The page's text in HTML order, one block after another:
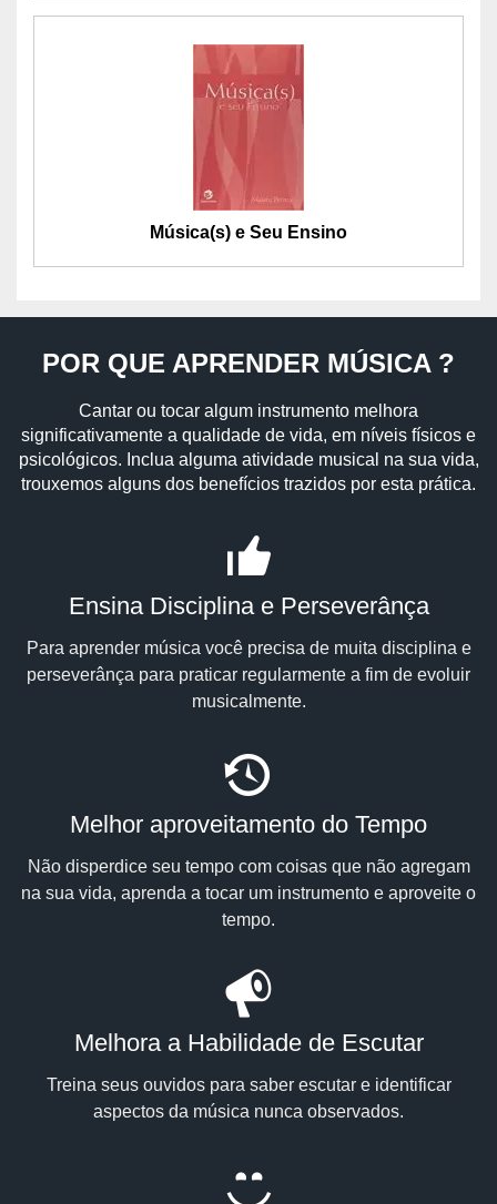
Música(s) e Seu Ensino
POR QUE APRENDER MÚSICA ?
Cantar ou tocar algum instrumento melhora
significativamente a qualidade de vida, em níveis físicos e
psicológicos. Inclua alguma atividade musical na sua vida,
trouxemos alguns dos benefícios trazidos por esta prática.
Ensina Disciplina e Perseverânça
Para aprender música você precisa de muita disciplina e
perseverânça para praticar regularmente a fim de evoluir
musicalmente.
Melhor aproveitamento do Tempo
Não disperdice seu tempo com coisas que não agregam
na sua vida, aprenda a tocar um instrumento e aproveite o
tempo.
Melhora a Habilidade de Escutar
Treina seus ouvidos para saber escutar e identificar
aspectos da música nunca observados.